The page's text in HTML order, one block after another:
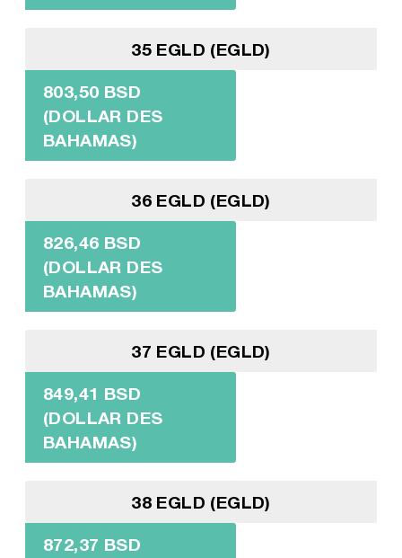
35 EGLD (EGLD)
803,50 BSD
(DOLLAR DES
BAHAMAS)
36 EGLD (EGLD)
826,46 BSD
(DOLLAR DES
BAHAMAS)
37 EGLD (EGLD)
849,41 BSD
(DOLLAR DES
BAHAMAS)
38 EGLD (EGLD)
872,37 BSD